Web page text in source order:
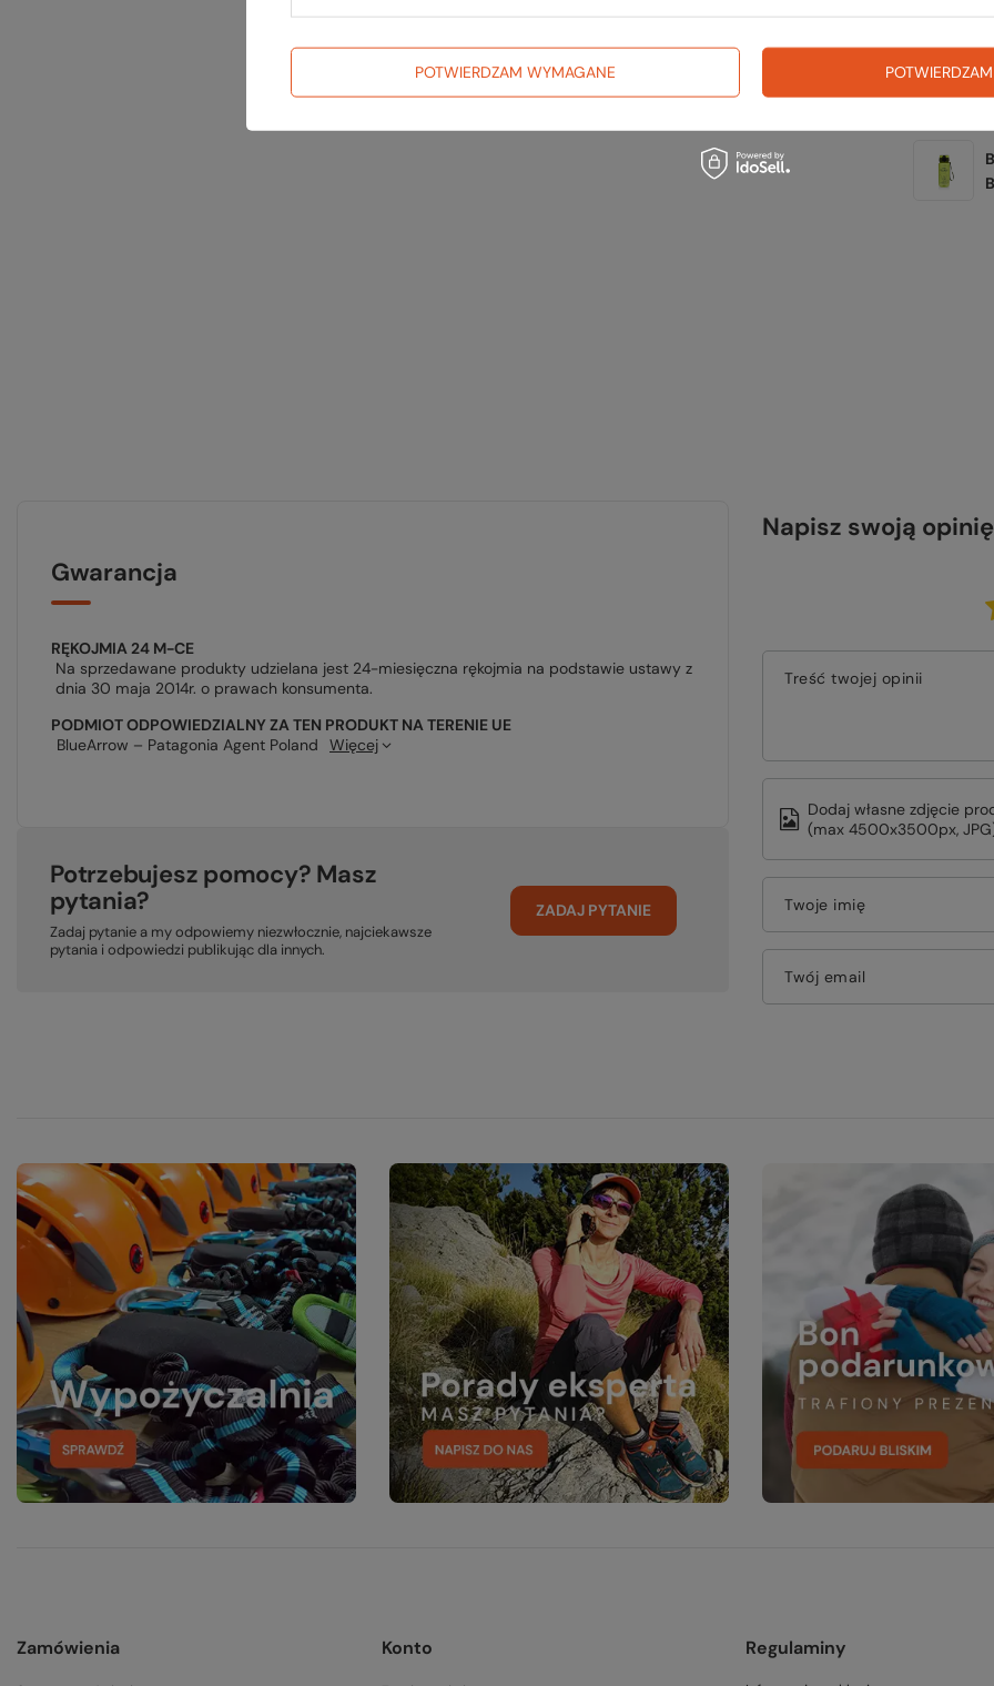
Gwarancja
RĘKOJMIA 24 M-CE
Na sprzedawane produkty udzielana jest 24-miesięczna rękojmia na podstawie ustawy z
dnia 30 maja 2014r. o prawach konsumenta.
PODMIOT ODPOWIEDZIALNY ZA TEN PRODUKT NA TERENIE UE
BlueArrow – Patagonia Agent Poland
Więcej
Potrzebujesz pomocy? Masz
pytania?
Zadaj pytanie a my odpowiemy niezwłocznie, najciekawsze
pytania i odpowiedzi publikując dla innych.
ZADAJ PYTANIE
Napisz swoją opinię
Treść twojej opinii
Dodaj własne zdjęcie
(max 4500x3500px,
Twoje imię
Twój email
Zamówienia Konto Regulaminy
POTWIERDZAM WYMAGANE